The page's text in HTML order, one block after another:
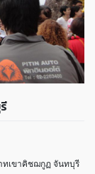
ทเขาคิชฌกูฏ จันทบุรี